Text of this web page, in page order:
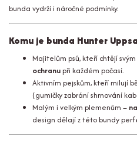
bunda vydrží i náročné podmínky.
Komu je bunda Hunter
Majitelům psů, kteří chtějí
ochranupři každém počasí.
Aktivním pejskům, kteří milují
(gumičky zabrání shrnování
Malým i velkým plemenům –
design dělají z této bundy